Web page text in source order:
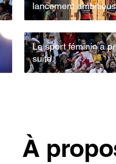
lancement
Le sport féminin a
suite.
À